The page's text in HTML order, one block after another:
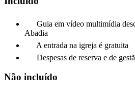
Guia em vídeo multimídia
Abadia
A entrada na igreja é gratuita
Despesas de reserva e de
Não incluído